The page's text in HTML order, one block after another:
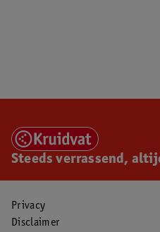
Steeds verrassend,
Privacy
Disclaimer